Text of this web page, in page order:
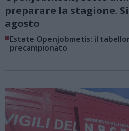
preparare la stagione.
agosto
■Estate Openjobmetis: il
precampionato